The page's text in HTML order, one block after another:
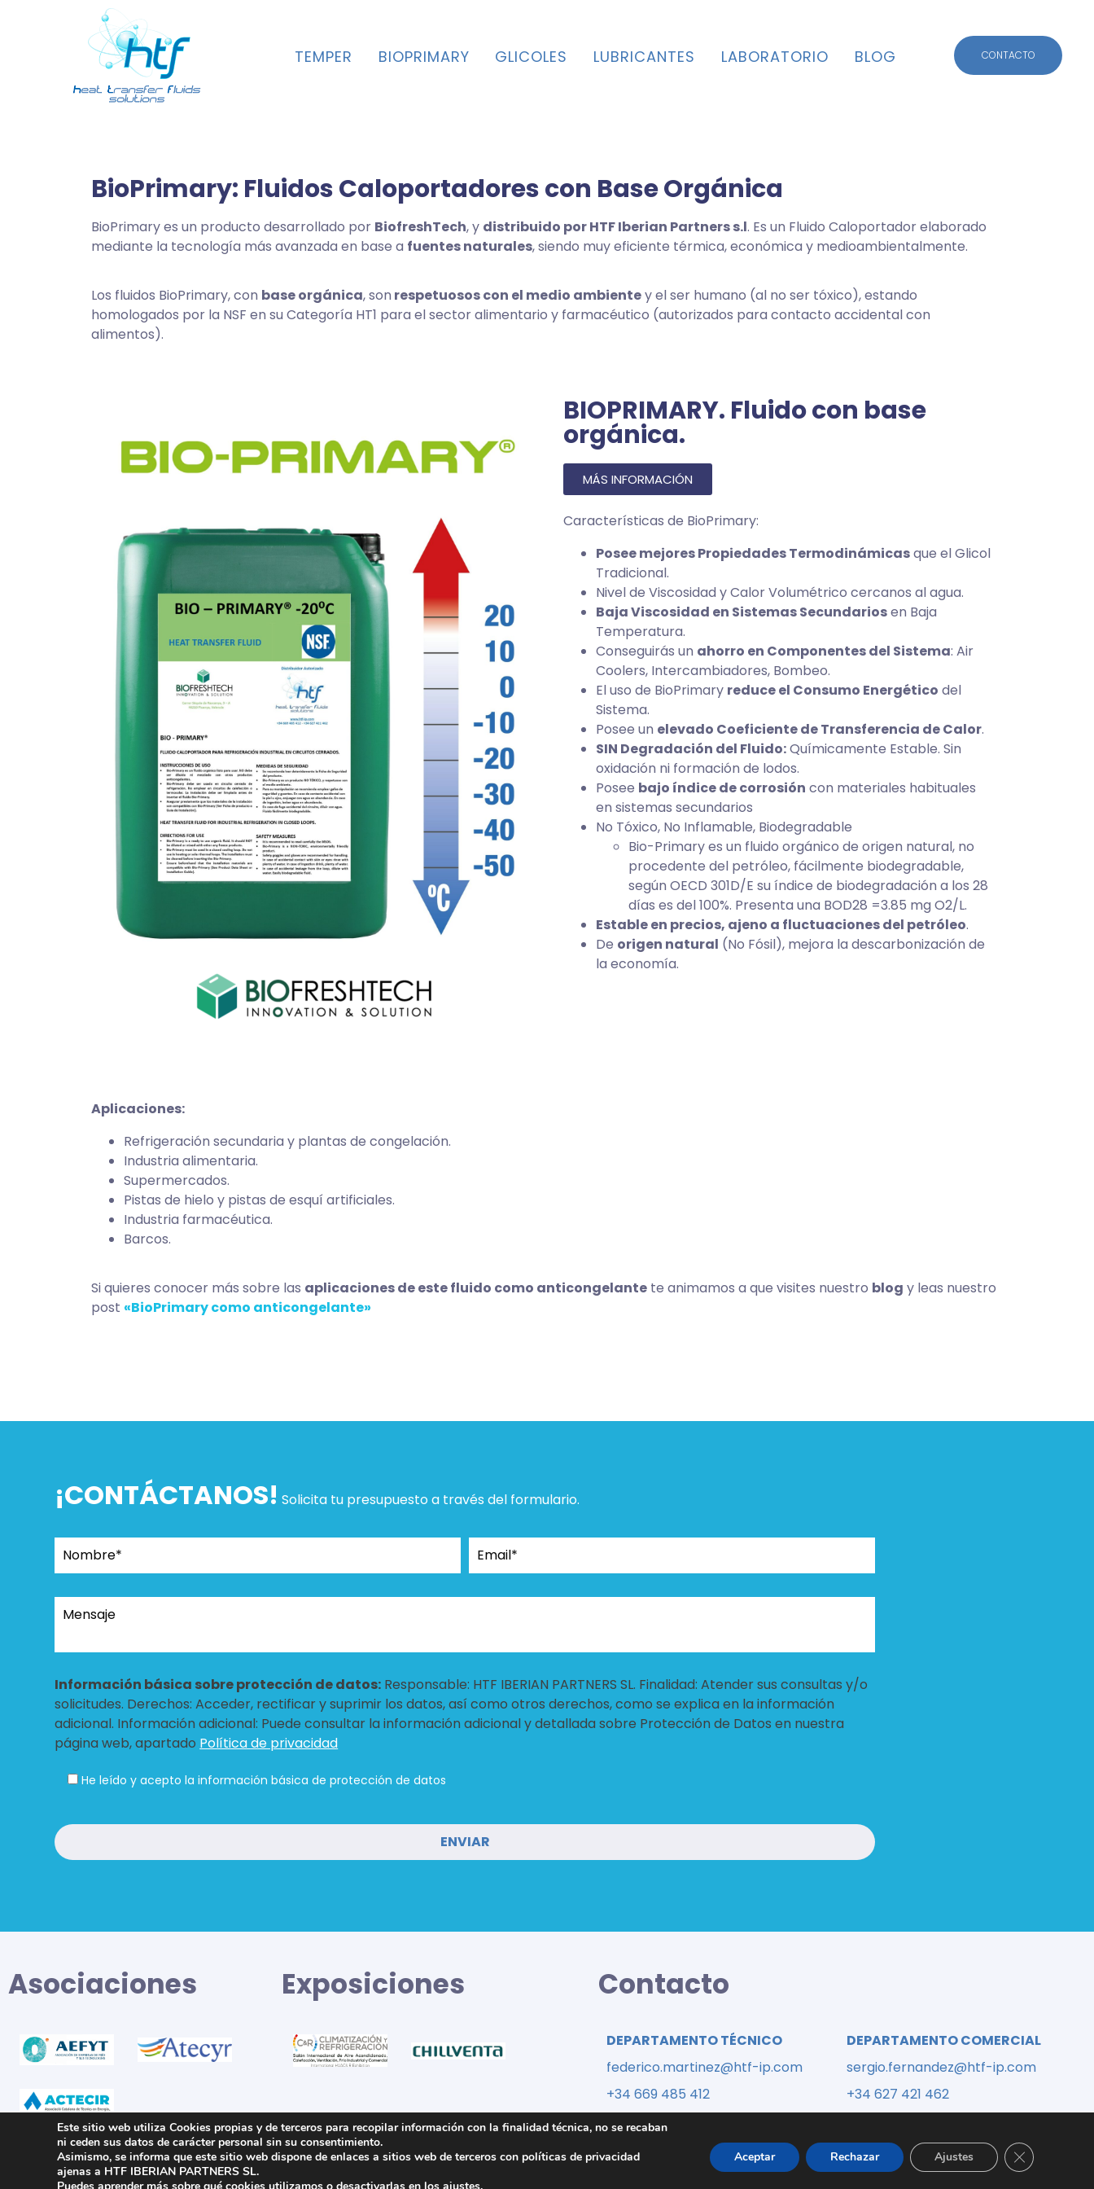
TEMPER BIOPRIMARY GLICOLES LUBRICANTES LABORATORIO BLOG CONTACTO
BioPrimary: Fluidos Caloportadores con Base Orgánica
BioPrimary es un producto desarrollado por BiofreshTech, y distribuido por HTF Iberian Partners s.l. Es un Fluido Caloportador elaborado
mediante la tecnología más avanzada en base a fuentes naturales, siendo muy eficiente térmica, económica y medioambientalmente.
Los fluidos BioPrimary, con base orgánica, son respetuosos con el medio ambientey el ser humano (al no ser tóxico), estando
homologados por la NSF en su Categoría HT1 para el sector alimentario y farmacéutico (autorizados para contacto accidental con
alimentos).
BIOPRIMARY. Fluido con base
orgánica.
MÁS INFORMACIÓN
Características de BioPrimary:
Posee mejores Propiedades Termodinámicasque el Glicol
Tradicional.
Nivel de Viscosidad y Calor Volumétrico cercanos al agua.
Baja Viscosidad en Sistemas Secundariosen Baja
Temperatura.
Conseguirás un ahorro en Componentes del Sistema: Air
Coolers, Intercambiadores, Bombeo.
El uso de BioPrimary reduce el Consumo Energético del
Sistema.
Posee un elevado Coeficiente de Transferencia de Calor.
SIN Degradación del Fluido:Químicamente Estable. Sin
oxidación ni formación de lodos.
Posee bajo índice de corrosión con materiales habituales
en sistemas secundarios
No Tóxico, No Inflamable, Biodegradable
Bio-Primary es un fluido orgánico de origen natural, no
procedente del petróleo, fácilmente biodegradable,
según OECD 301D/E su índice de biodegradación a los 28
días es del 100%. Presenta una BOD28 =3.85 mg O2/L.
Estable en precios, ajeno a fluctuaciones del petróleo.
De origen natural (No Fósil), mejora la descarbonización de
la economía.
Aplicaciones:
Refrigeración secundaria y plantas de congelación.
Industria alimentaria.
Supermercados.
Pistas de hielo y pistas de esquí artificiales.
Industria farmacéutica.
Barcos.
Si quieres conocer más sobre las aplicaciones de este fluido como anticongelante te animamos a que visites nuestro blog y leas nuestro
post «BioPrimary como anticongelante»
¡CONTÁCTANOS! Solicita tu presupuesto a través del formulario.
Información básica sobre protección de datos: Responsable: HTF IBERIAN PARTNERS SL. Finalidad: Atender sus consultas y/o
solicitudes. Derechos: Acceder, rectificar y suprimir los datos, así como otros derechos, como se explica en la información
adicional. Información adicional: Puede consultar la información adicional y detallada sobre Protección de Datos en nuestra
página web, apartado Política de privacidad
He leído y acepto la información básica de protección de datos
Asociaciones Exposiciones Contacto
DEPARTAMENTO TÉCNICO
federico.martinez@htf-ip.com
+34 669 485 412
DEPARTAMENTO COMERCIAL
sergio.fernandez@htf-ip.com
+34 627 421 462
Este sitio web utiliza Cookies propias y de terceros para recopilar información con la finalidad técnica, no se recaban
ni ceden sus datos de carácter personal sin su consentimiento.
Asimismo, se informa que este sitio web dispone de enlaces a sitios web de terceros con políticas de privacidad
ajenas a HTF IBERIAN PARTNERS SL.
Aceptar Rechazar Ajustes Cerrar el